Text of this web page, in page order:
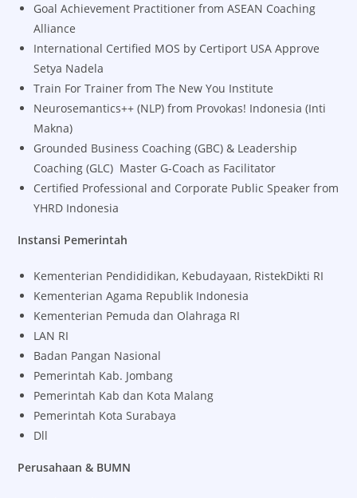
Goal Achievement Practitioner from ASEAN Coaching
Alliance
International Certified MOS by Certiport USA Approve
Setya Nadela
Train For Trainer from The New You Institute
Neurosemantics++ (NLP) from Provokas! Indonesia (Inti
Makna)
Grounded Business Coaching (GBC) & Leadership
Coaching (GLC) Master G-Coach as Facilitator
Certified Professional and Corporate Public Speaker from
YHRD Indonesia
Instansi Pemerintah
Kementerian Pendididikan, Kebudayaan, RistekDikti RI
Kementerian Agama Republik Indonesia
Kementerian Pemuda dan Olahraga RI
LAN RI
Badan Pangan Nasional
Pemerintah Kab. Jombang
Pemerintah Kab dan Kota Malang
Pemerintah Kota Surabaya
Dll
Perusahaan & BUMN